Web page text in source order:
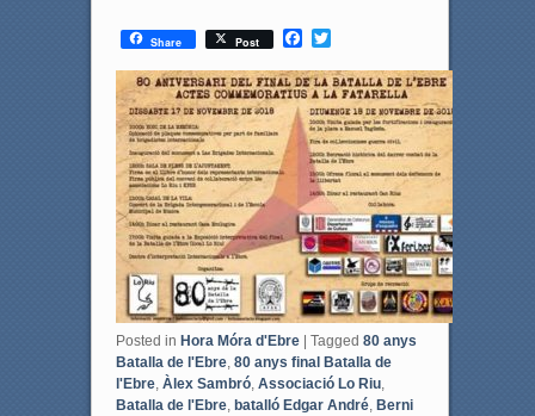
Share Post
F
c
e
b
o
o
k
T
i
t
t
e
r
Posted in Hora Móra d'Ebre | Tagged 80 anys
Batalla de l'Ebre, 80 anys final Batalla de
l'Ebre, Àlex Sambró, Associació Lo Riu,
Batalla de l'Ebre, batalló Edgar André, Berni